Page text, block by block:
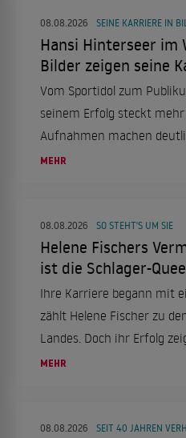
08.08.2026 SEINE KARRIERE IN
Hansi Hinterseer im
Bilder zeigen seine
Vom Sportidol zum
seinem Erfolg steckt
Aufnahmen machen
Weg verändert hat.
MEHR
08.08.2026 SO STEHT'S UM SIE
Helene Fischers
ist die Schlager-
Ihre Karriere begann mit
zählt Helene Fischer zu
Landes. Doch ihr Erfolg
nur auf der Bühne.
MEHR
08.08.2026 SEIT 40 JAHREN